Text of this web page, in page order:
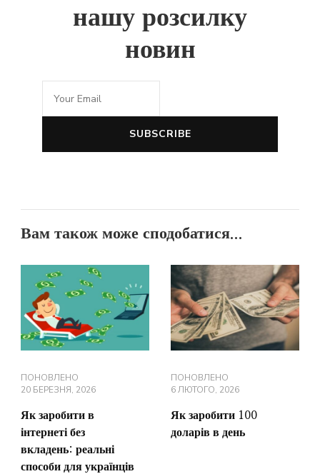
нашу розсилку
новин
Вам також може сподобатися...
ПОНОВЛЕНО
20 БЕРЕЗНЯ, 2026
Як заробити в
інтернеті без
вкладень: реальні
способи для українців
ПОНОВЛЕНО
6 ЛЮТОГО, 2026
Як заробити 100
доларів в день